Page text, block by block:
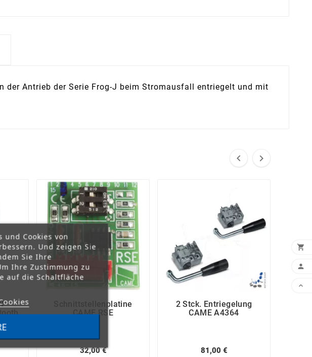
der Antrieb der Serie Frog-J beim Stromausfall entriegelt und mit
 
Schnittstellenplatine
CAME RSE
32,00 €
2 Stck. Entriegelung
CAME A4364
81,00 €
und Cookies von
Und zeigen Sie
Sie Ihre
Ihre Zustimmung zu
auf die Schaltfläche


